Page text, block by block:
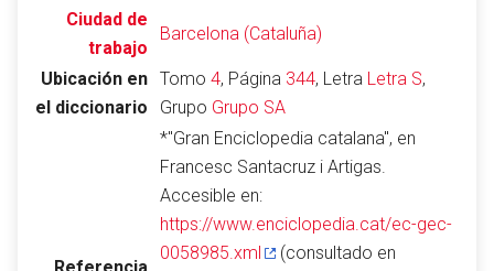
Abrir menú principal
Vigilar
Ciudad de
trabajo
Barcelona (Cataluña)
Ubicación en
el diccionario
Tomo 4, Página 344, Letra Letra S,
Grupo Grupo SA
*"Gran Enciclopedia catalana", en
Francesc Santacruz i Artigas.
Accesible en:
https://www.enciclopedia.cat/ec-gec-
0058985.xml
(consultado en